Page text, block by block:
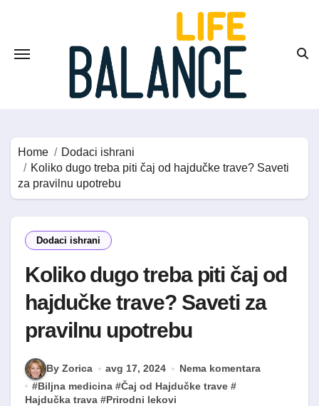
Home
Dodaci ishrani
Koliko dugo treba piti čaj od hajdučke trave? Saveti
za pravilnu upotrebu
Dodaci ishrani
Koliko dugo treba piti čaj od
hajdučke trave? Saveti za
pravilnu upotrebu
By Zorica avg 17, 2024
Nema komentara
#Biljna medicina #Čaj od Hajdučke trave #
Hajdučka trava #Prirodni lekovi